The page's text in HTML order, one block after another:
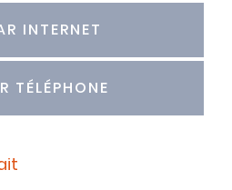
INTERNET
TÉLÉPHONE